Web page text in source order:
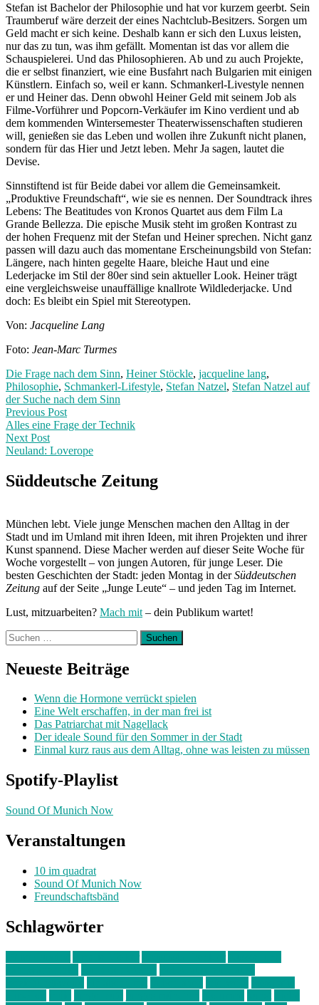
Stefan ist Bachelor der Philosophie und hat vor kurzem geerbt. Sein
Traumberuf wäre derzeit der eines Nachtclub-Besitzers. Sorgen um
Geld macht er sich keine. Deshalb kann er sich den Luxus leisten,
nur das zu tun, was ihm gefällt. Momentan ist das vor allem die
Schauspielerei. Und das Philosophieren. Ab und zu auch Projekte,
die er selbst finanziert, wie eine Busfahrt nach Bulgarien mit einigen
Künstlern. Einfach so, weil er kann. Schmankerl-Livestyle nennen
er und Heiner das. Denn obwohl Heiner Geld mit seinem Job als
Filme-Vorführer und Popcorn-Verkäufer im Kino verdient und ab
dem kommenden Wintersemester Theaterwissenschaften studieren
will, genießen sie das Leben und wollen ihre Zukunft nicht planen,
sondern für das Hier und Jetzt leben. Mehr Ja sagen, lautet die
Devise.
Sinnstiftend ist für Beide dabei vor allem die Gemeinsamkeit.
„Produktive Freundschaft“, wie sie es nennen. Der Soundtrack ihres
Lebens: The Beatitudes von Kronos Quartet aus dem Film La
Grande Bellezza. Die epische Musik steht im großen Kontrast zu
der hohen Frequenz mit der Stefan und Heiner sprechen. Nicht ganz
passen will dazu auch das momentane Erscheinungsbild von Stefan:
Längere, nach hinten gegelte Haare, bleiche Haut und eine
Lederjacke im Stil der 80er sind sein aktueller Look. Heiner trägt
eine vergleichsweise unauffällige knallrote Wildlederjacke. Und
doch: Es bleibt ein Spiel mit Stereotypen.
Von: Jacqueline Lang
Foto: Jean-Marc Turmes
Die Frage nach dem Sinn, Heiner Stöckle, jacqueline lang,
Philosophie, Schmankerl-Lifestyle, Stefan Natzel, Stefan Natzel auf
der Suche nach dem Sinn
Post
navigation
Previous PostPrevious
post:
Alles eine Frage der Technik
Next Post
Neuland: Loverope
Post:
Süddeutsche Zeitung
München lebt. Viele junge Menschen machen den Alltag in der
Stadt und im Umland mit ihren Ideen, mit ihren Projekten und ihrer
Kunst spannend. Diese Macher werden auf dieser Seite Woche für
Woche vorgestellt – von jungen Autoren, für junge Leser. Die
besten Geschichten der Stadt: jeden Montag in derSüddeutschen
Zeitung auf der Seite „Junge Leute“ – und jeden Tag im Internet.
Lust, mitzuarbeiten? Mach mit – dein Publikum wartet!
Suchen
nach:
Neueste Beiträge
Wenn die Hormone verrückt spielen
Eine Welt erschaffen, in der man frei ist
Das Patriarchat mit Nagellack
Der ideale Sound für den Sommer in der Stadt
Einmal kurz raus aus dem Alltag, ohne was leisten zu müssen
Spotify-Playlist
Sound Of Munich Now
Veranstaltungen
10 im quadrat
Sound Of Munich Now
Freundschaftsbänd
Schlagwörter